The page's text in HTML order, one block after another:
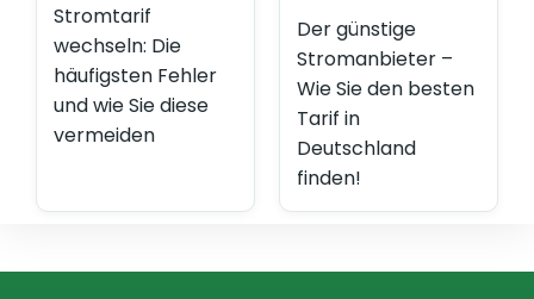
Stromtarif
wechseln: Die
häufigsten Fehler
und wie Sie diese
vermeiden
Der günstige
Stromanbieter –
Wie Sie den besten
Tarif in
Deutschland
finden!